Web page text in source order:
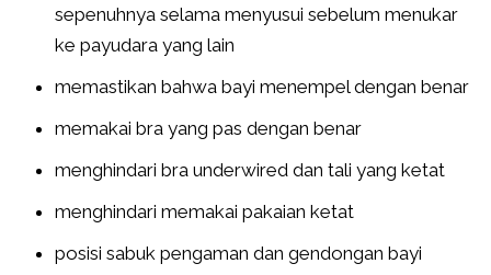
sepenuhnya selama menyusui sebelum menukar
ke payudara yang lain
memastikan bahwa bayi menempel dengan benar
memakai bra yang pas dengan benar
menghindari bra underwired dan tali yang ketat
menghindari memakai pakaian ketat
posisi sabuk pengaman dan gendongan bayi